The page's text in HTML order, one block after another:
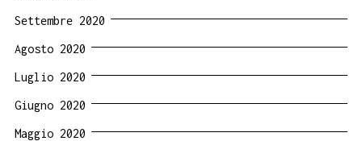
Settembre 2020
Agosto 2020
Luglio 2020
Giugno 2020
Maggio 2020